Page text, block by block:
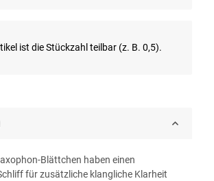
ist die Stückzahl teilbar (z. B. 0,5).
Blättchen haben einen
für zusätzliche klangliche Klarheit